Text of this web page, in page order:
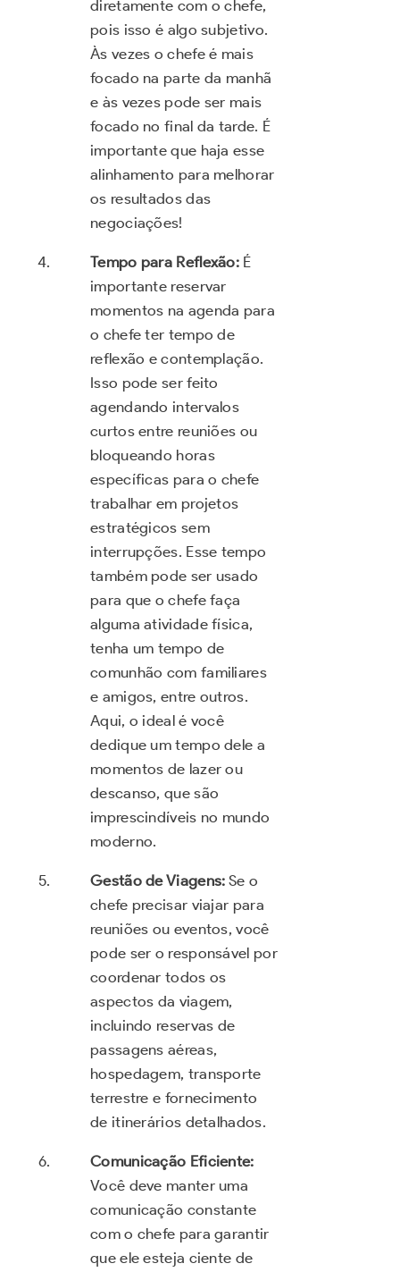
diretamente com o chefe,
pois isso é algo subjetivo.
Às vezes o chefe é mais
focado na parte da manhã
e às vezes pode ser mais
focado no final da tarde. É
importante que haja esse
alinhamento para melhorar
os resultados das
negociações!
Tempo para Reflexão: É
importante reservar
momentos na agenda para
o chefe ter tempo de
reflexão e contemplação.
Isso pode ser feito
agendando intervalos
curtos entre reuniões ou
bloqueando horas
específicas para o chefe
trabalhar em projetos
estratégicos sem
interrupções. Esse tempo
também pode ser usado
para que o chefe faça
alguma atividade física,
tenha um tempo de
comunhão com familiares
e amigos, entre outros.
Aqui, o ideal é você
dedique um tempo dele a
momentos de lazer ou
descanso, que são
imprescindíveis no mundo
moderno.
Gestão de Viagens: Se o
chefe precisar viajar para
reuniões ou eventos, você
pode ser o responsável por
coordenar todos os
aspectos da viagem,
incluindo reservas de
passagens aéreas,
hospedagem, transporte
terrestre e fornecimento
de itinerários detalhados.
Comunicação Eficiente:
Você deve manter uma
comunicação constante
com o chefe para garantir
que ele esteja ciente de